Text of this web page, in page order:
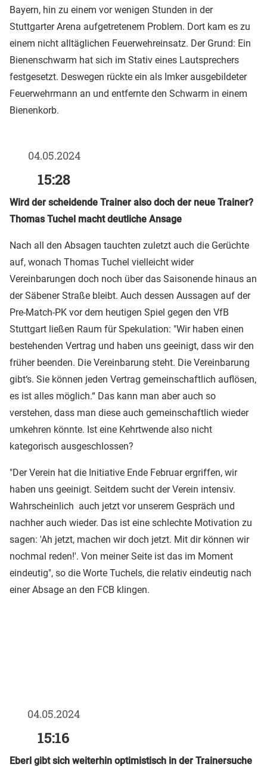
Bayern, hin zu einem vor wenigen Stunden in der
Stuttgarter Arena aufgetretenem Problem. Dort kam es zu
einem nicht alltäglichen Feuerwehreinsatz. Der Grund: Ein
Bienenschwarm hat sich im Stativ eines Lautsprechers
festgesetzt. Deswegen rückte ein als Imker ausgebildeter
Feuerwehrmann an und entfernte den Schwarm in einem
Bienenkorb.
04.05.2024
15:28
Wird der scheidende Trainer also doch der neue Trainer?
Thomas Tuchel macht deutliche Ansage
Nach all den Absagen tauchten zuletzt auch die Gerüchte
auf, wonach Thomas Tuchel vielleicht wider
Vereinbarungen doch noch über das Saisonende hinaus an
der Säbener Straße bleibt. Auch dessen Aussagen auf der
Pre-Match-PK vor dem heutigen Spiel gegen den VfB
Stuttgart ließen Raum für Spekulation: "Wir haben einen
bestehenden Vertrag und haben uns geeinigt, dass wir den
früher beenden. Die Vereinbarung steht. Die Vereinbarung
gibt‘s. Sie können jeden Vertrag gemeinschaftlich auflösen,
es ist alles möglich.“ Das kann man aber auch so
verstehen, dass man diese auch gemeinschaftlich wieder
umkehren könnte. Ist eine Kehrtwende also nicht
kategorisch ausgeschlossen?
"Der Verein hat die Initiative Ende Februar ergriffen, wir
haben uns geeinigt. Seitdem sucht der Verein intensiv.
Wahrscheinlich auch jetzt vor unserem Gespräch und
nachher auch wieder. Das ist eine schlechte Motivation zu
sagen: 'Ah jetzt, machen wir doch jetzt. Mit dir können wir
nochmal reden!'. Von meiner Seite ist das im Moment
eindeutig", so die Worte Tuchels, die relativ eindeutig nach
einer Absage an den FCB klingen.
04.05.2024
15:16
Eberl gibt sich weiterhin optimistisch in der Trainersuche